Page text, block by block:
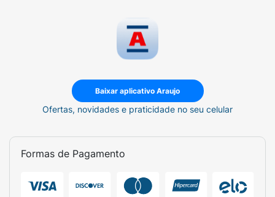
Baixar aplicativo Araujo
Ofertas, novidades e praticidade no seu celular
Formas de Pagamento